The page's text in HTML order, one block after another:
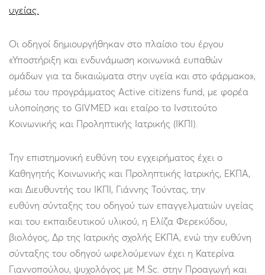
υγείας.
Οι οδηγοί δημιουργήθηκαν στο πλαίσιο του έργου
«Υποστήριξη και ενδυνάμωση κοινωνικά ευπαθών
ομάδων για τα δικαιώματα στην υγεία και στο φάρμακο»,
μέσω του προγράμματος Active citizens fund, με φορέα
υλοποίησης το GIVMED και εταίρο το Ινστιτούτο
Κοινωνικής και Προληπτικής Ιατρικής (ΙΚΠΙ).
Την επιστημονική ευθύνη του εγχειρήματος έχει ο
Καθηγητής Κοινωνικής και Προληπτικής Ιατρικής, ΕΚΠΑ,
και Διευθυντής του ΙΚΠΙ, Γιάννης Τούντας, την
ευθύνη σύνταξης του οδηγού των επαγγελματιών υγείας
και του εκπαιδευτικού υλικού, η Ελίζα Φερεκύδου,
βιολόγος, Δρ της Ιατρικής σχολής ΕΚΠΑ, ενώ την ευθύνη
σύνταξης του οδηγού ωφελούμενων έχει η Κατερίνα
Γιαννοπούλου, ψυχολόγος με M.Sc. στην Προαγωγή και